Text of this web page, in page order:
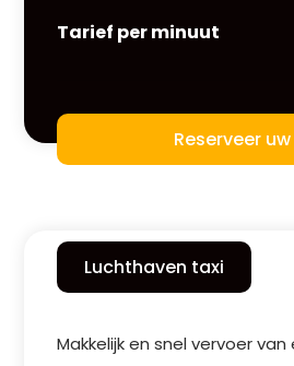
Tarief per minuut
Reserveer
Luchthaven taxi
Makkelijk en snel vervoer van